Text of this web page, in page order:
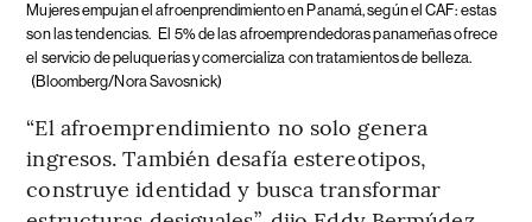
Mujeres empujan el afroenprendimiento en Panamá, según el CAF: estas
son las tendencias. El 5% de las afroemprendedoras panameñas ofrece
el servicio de peluquerías y comercializa con tratamientos de belleza.
(Bloomberg/Nora Savosnick)
“El afroemprendimiento no solo genera
ingresos. También desafía estereotipos,
construye identidad y busca transformar